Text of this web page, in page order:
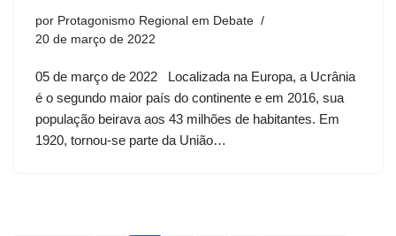
por Protagonismo Regional em Debate
20 de março de 2022
05 de março de 2022 Localizada na Europa, a Ucrânia
é o segundo maior país do continente e em 2016, sua
população beirava aos 43 milhões de habitantes. Em
1920, tornou-se parte da União…